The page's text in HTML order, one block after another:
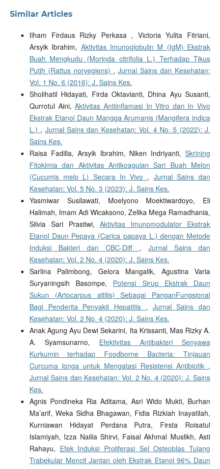
Similar Articles
Ilham Firdaus Rizky Perkasa , Victoria Yulita Fitriani,
Arsyik Ibrahim, Aktivitas Imunoglobulin M (IgM) Ekstrak
Buah Mengkudu (Morinda citrifolia L.) Terhadap Tikus
Putih (Rattus norvegiens) ,Jurnal Sains dan Kesehatan:
Vol. 1 No. 6 (2016): J. Sains Kes.
Sholihatil Hidayati, Firda Oktavianti, Dhina Ayu Susanti,
Qurrotul Aini,Aktivitas Antiinflamasi In Vitro dan In Vivo
Ekstrak Etanol Daun Mangga Arumanis (Mangifera indica
L.) , Jurnal Sains dan Kesehatan: Vol. 4 No. 5 (2022): J.
Sains Kes.
Raisa Fadilla, Arsyik Ibrahim, Niken Indriyanti,Skrining
Fitokimia dan Aktivitas Antikoagulan Sari Buah Melon
(Cucumis melo L) Secara In Vivo , Jurnal Sains dan
Kesehatan: Vol. 5 No. 3 (2023): J. Sains Kes.
Yasmiwar Susilawati, Moelyono Moektiwardoyo, Eli
Halimah, Imam Adi Wicaksono, Zelika Mega Ramadhania,
Silvia Sari Prastiwi,Aktivitas Imunomodulator Ekstrak
Etanol Daun Pepaya (Carica papaya L.) dengan Metode
Induksi Bakteri dan CBC-Diff , Jurnal Sains dan
Kesehatan: Vol. 2 No. 4 (2020): J. Sains Kes.
Sarlina Palimbong, Gelora Mangalik, Agustina Varia
Suryaningsih Basompe, Potensi Sirup Ekstrak Daun
Sukun (Artocarpus altilis) Sebagai PanganFungsional
Bagi Penderita Penyakit Hepatitis , Jurnal Sains dan
Kesehatan: Vol. 2 No. 4 (2020): J. Sains Kes.
Anak Agung Ayu Dewi Sekarini, Ita Krissanti, Mas Rizky A.
A. Syamsunarno, Efektivitas Antibakteri Senyawa
Kurkumin terhadap Foodborne Bacteria: Tinjauan
Curcuma longa untuk Mengatasi Resistensi Antibiotik ,
Jurnal Sains dan Kesehatan: Vol. 2 No. 4 (2020): J. Sains
Kes.
Agnis Pondineka Ria Aditama, Asri Wido Mukti, Burhan
Ma’arif, Weka Sidha Bhagawan, Fidia Rizkiah Inayatilah,
Kurniawan Hidayat Perdana Putra, Firsta Roisatul
Islamiyah, Izza Nailia Shirvi, Faisal Akhmal Muslikh, Asti
Rahayu, Efek Induksi Proliferasi Sel Osteoblas Tulang
Trabekular Mencit Jantan oleh Ekstrak Etanol 96% Daun